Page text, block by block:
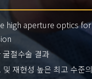
high aperture optics
굴절수술 결과
및 재현성 높은 최고 수준